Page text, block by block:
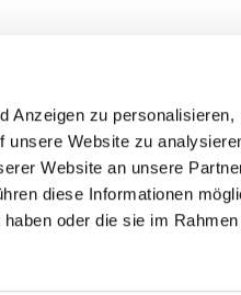
Anzeigen zu
unsere Website zu
Website an unsere
diese Informationen
oder die sie im
Entdecke